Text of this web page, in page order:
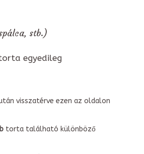
stb.)
egyedileg
visszatérve ezen az oldalon
torta található különböző